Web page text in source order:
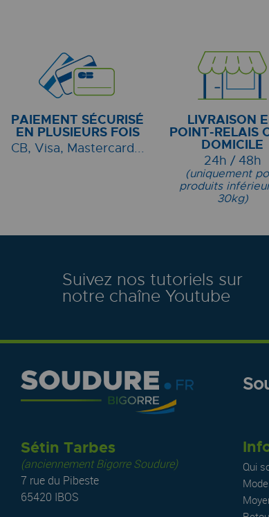
PAIEMENT SÉCURISÉ
EN PLUSIEURS FOIS
CB, Visa, Mastercard...
LIVRAISON
POINT-RELAIS
DOMICILE
24h / 48h
(uniquement
produits
30kg)
Suivez nos tutoriels sur
notre chaîne Youtube
Sétin Tarbes
(anciennement Bigorre Soudure)
7 rue du Pibeste
65420 IBOS
Qui